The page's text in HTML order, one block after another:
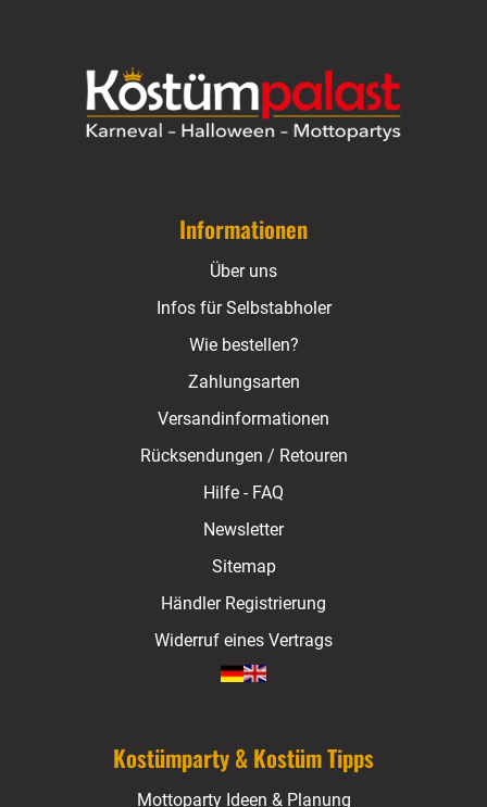
Informationen
Über uns
Infos für Selbstabholer
Wie bestellen?
Zahlungsarten
Versandinformationen
Rücksendungen / Retouren
Hilfe - FAQ
Newsletter
Sitemap
Händler Registrierung
Widerruf eines Vertrags
Kostümparty & Kostüm Tipps
Mottoparty Ideen & Planung